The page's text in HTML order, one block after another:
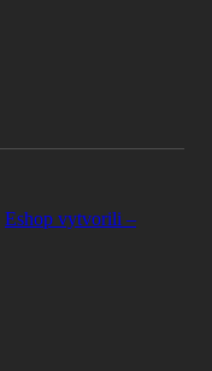
Eshop vytvorili –